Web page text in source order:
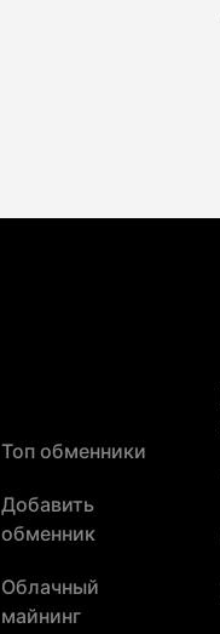
Топ обменники
Добавить
обменник
Облачный
майнинг